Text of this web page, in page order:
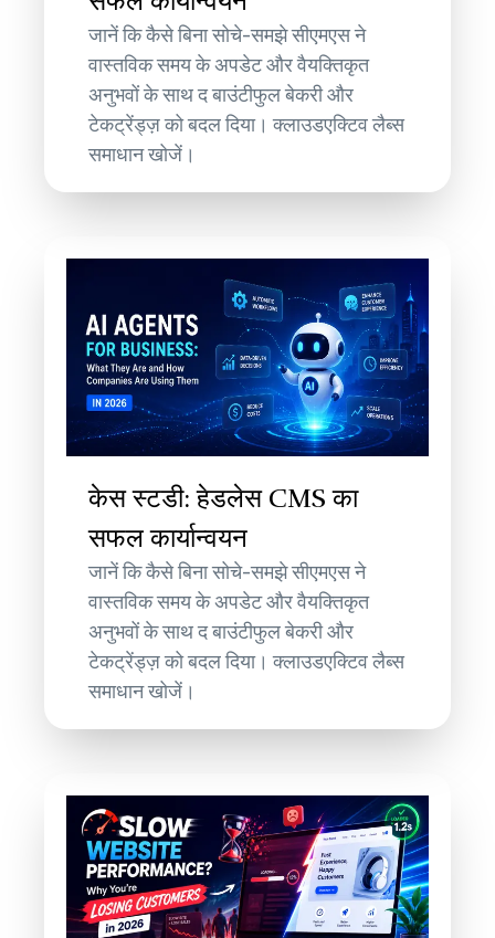
जानें कि कैसे बिना सोचे-समझे सीएमएस ने
वास्तविक समय के अपडेट और वैयक्तिकृत
अनुभवों के साथ द बाउंटीफुल बेकरी और
टेकट्रेंड्ज़ को बदल दिया। क्लाउडएक्टिव लैब्स
समाधान खोजें।
केस स्टडी: हेडलेस CMS का
सफल कार्यान्वयन
जानें कि कैसे बिना सोचे-समझे सीएमएस ने
वास्तविक समय के अपडेट और वैयक्तिकृत
अनुभवों के साथ द बाउंटीफुल बेकरी और
टेकट्रेंड्ज़ को बदल दिया। क्लाउडएक्टिव लैब्स
समाधान खोजें।